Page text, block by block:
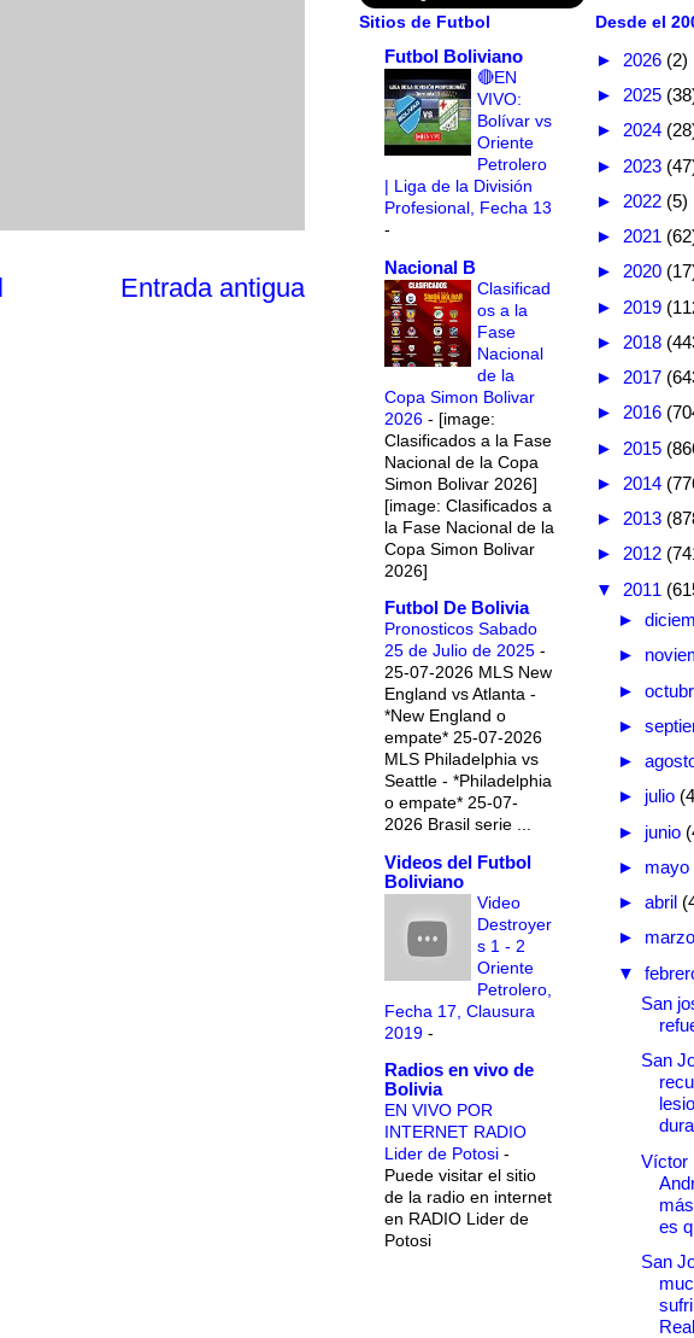
Entrada antigua
Sitios de Futbol
Futbol Boliviano
🔴EN
VIVO:
Bolívar vs
Oriente
Petrolero
| Liga de la División
Profesional, Fecha 13
-
Nacional B
Clasificad
os a la
Fase
Nacional
de la
Copa Simon Bolivar
2026 - [image:
Clasificados a la Fase
Nacional de la Copa
Simon Bolivar 2026]
[image: Clasificados a
la Fase Nacional de la
Copa Simon Bolivar
2026]
Futbol De Bolivia
Pronosticos Sabado
25 de Julio de 2025 -
25-07-2026 MLS New
England vs Atlanta -
*New England o
empate* 25-07-2026
MLS Philadelphia vs
Seattle - *Philadelphia
o empate* 25-07-
2026 Brasil serie ...
Videos del Futbol
Boliviano
Video
Destroyer
s 1 - 2
Oriente
Petrolero,
Fecha 17, Clausura
2019 -
Radios en vivo de
Bolivia
EN VIVO POR
INTERNET RADIO
Lider de Potosi -
Puede visitar el sitio
de la radio en internet
en RADIO Lider de
Potosi
Desde el
► 2026 (2)
► 2025
► 2024
► 2023
► 2022 (5)
► 2021
► 2020
► 2019
► 2018
► 2017
► 2016
► 2015
► 2014
► 2013
► 2012
▼ 2011
►
►
►
►
►
► julio
► junio
► mayo
► abril
►
▼
San
San
Víctor
es
San